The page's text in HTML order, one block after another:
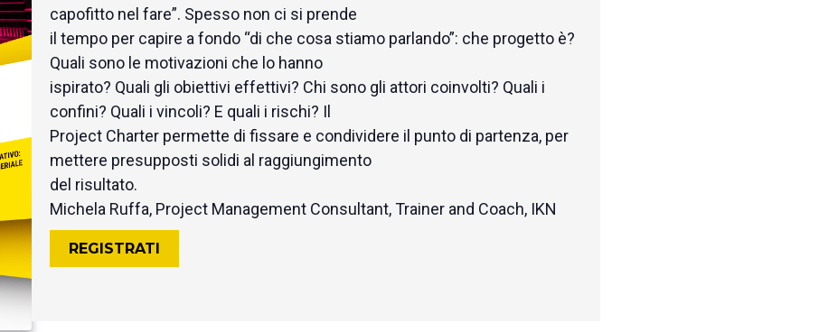
capofitto nel fare”. Spesso non ci si prende
il tempo per capire a fondo “di che cosa stiamo parlando”: che progetto è?
Quali sono le motivazioni che lo hanno
ispirato? Quali gli obiettivi effettivi? Chi sono gli attori coinvolti? Quali i
confini? Quali i vincoli? E quali i rischi? Il
Project Charter permette di fissare e condividere il punto di partenza, per
mettere presupposti solidi al raggiungimento
del risultato.
Michela Ruffa, Project Management Consultant, Trainer and Coach, IKN
REGISTRATI